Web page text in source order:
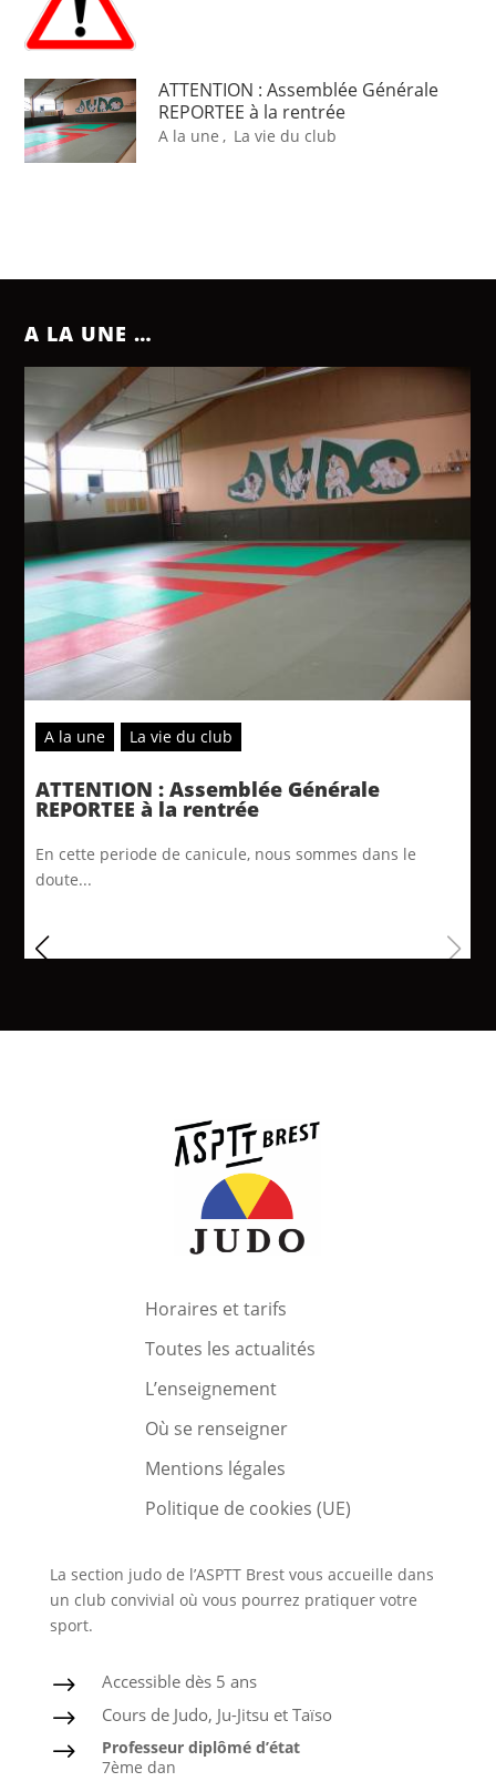
ATTENTION : Assemblée Générale
REPORTEE à la rentrée
A la une , La vie du club
A LA UNE …
A la une La vie du club
ATTENTION : Assemblée Générale
REPORTEE à la rentrée
En cette periode de canicule, nous sommes dans le
doute...
Horaires et tarifs
Toutes les actualités
L’enseignement
Où se renseigner
Mentions légales
Politique de cookies (UE)
La section judo de l’ASPTT Brest vous accueille dans
un club convivial où vous pourrez pratiquer votre
sport.
$ Accessible dès 5 ans
$ Cours de Judo, Ju-Jitsu et Taïso
$
Professeur diplômé d’état
7ème dan